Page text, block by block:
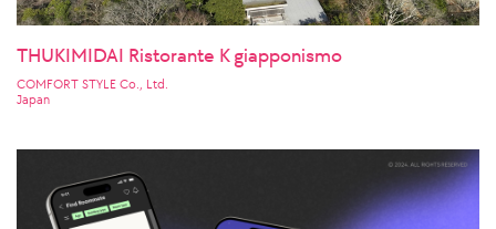
THUKIMIDAI Ristorante K giapponismo
COMFORT STYLE Co., Ltd.
Japan